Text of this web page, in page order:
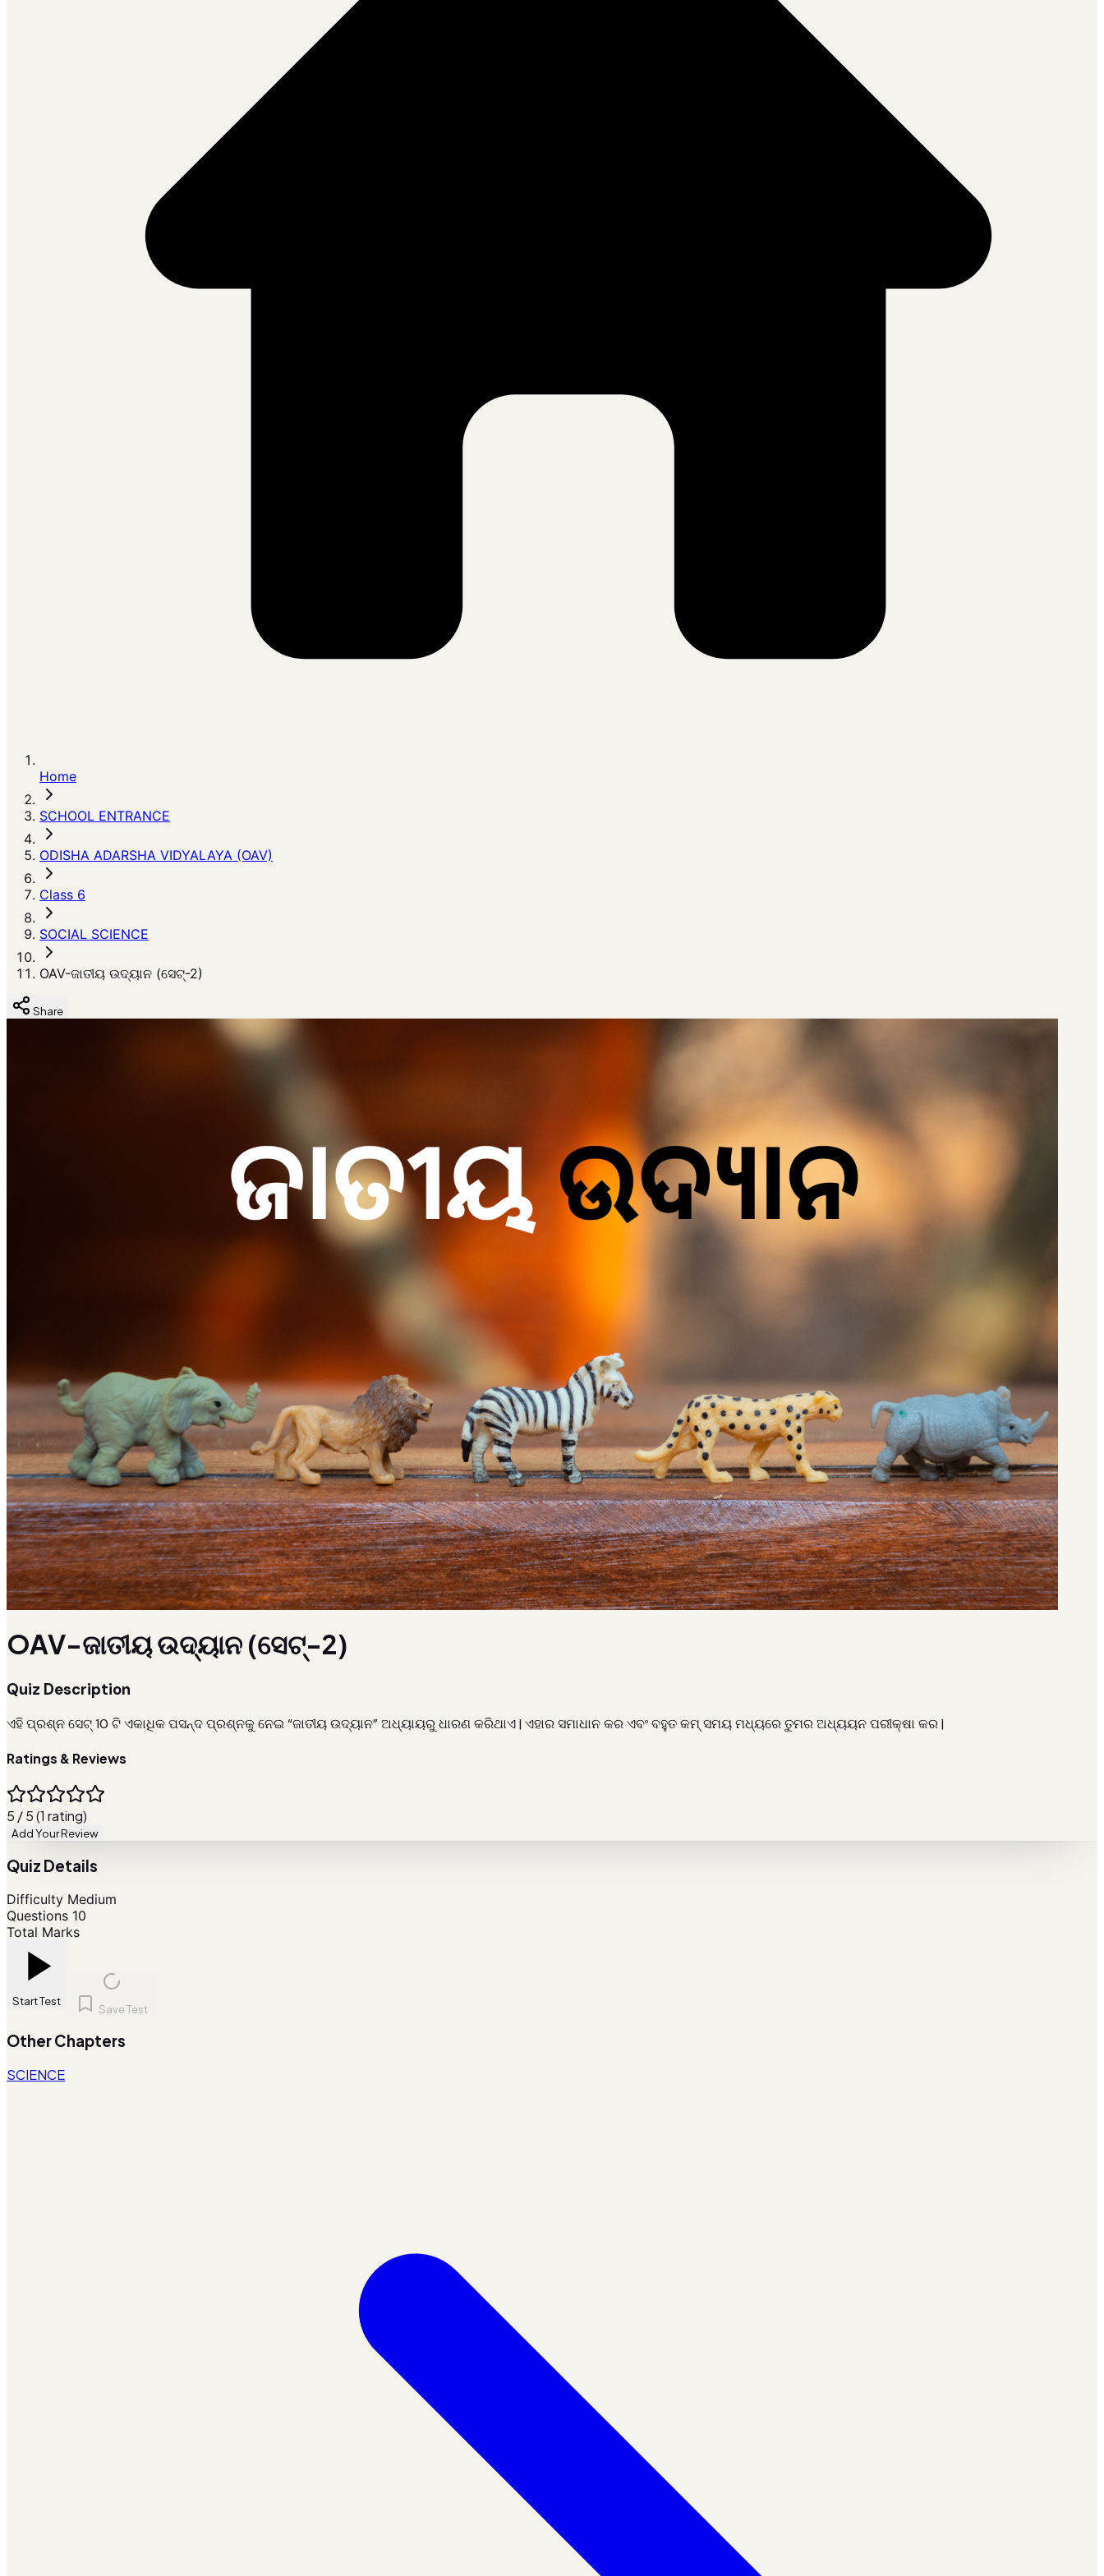
Home
SCHOOL ENTRANCE
ODISHA ADARSHA VIDYALAYA (OAV)
Class 6
SOCIAL SCIENCE
OAV-ଜାତୀୟ ଉଦ୍ୟାନ (ସେଟ୍-2)
Share
OAV-ଜାତୀୟ ଉଦ୍ୟାନ (ସେଟ୍-2)
Quiz Description
ଏହି ପ୍ରଶ୍ନ ସେଟ୍ 10 ଟି ଏକାଧିକ ପସନ୍ଦ ପ୍ରଶ୍ନକୁ ନେଇ “ଜାତୀୟ ଉଦ୍ୟାନ” ଅଧ୍ୟାୟରୁ ଧାରଣ କରିଥାଏ | ଏହାର ସମାଧାନ କର ଏବଂ ବହୁତ କମ୍ ସମୟ ମଧ୍ୟରେ ତୁମର ଅଧ୍ୟୟନ ପରୀକ୍ଷା କର |
Ratings & Reviews
5 / 5 (1 rating)
Add Your Review
Quiz Details
Difficulty Medium
Questions 10
Total Marks
Start Test
Save Test
Other Chapters
SCIENCE